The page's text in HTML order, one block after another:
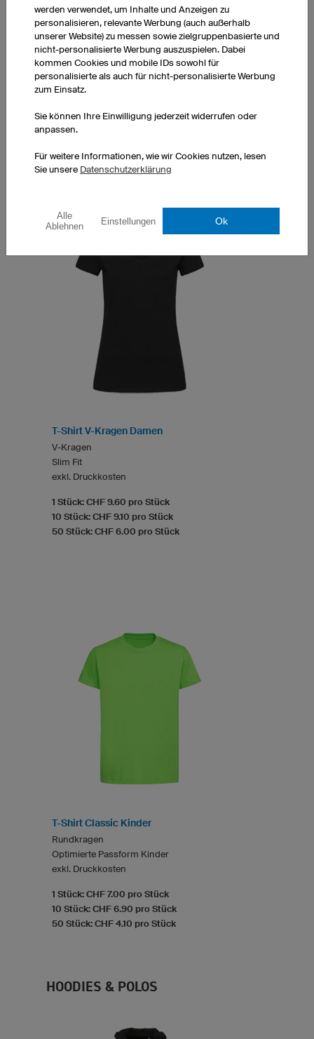
Longsleeve Classic
Rundkragen
exkl. Druckkosten
T-Shirt V-Kragen Damen
V-Kragen
Slim Fit
exkl. Druckkosten
1 Stück: CHF 9.60 pro Stück
10 Stück: CHF 9.10 pro Stück
50 Stück: CHF 6.00 pro Stück
T-Shirt Classic Kinder
Rundkragen
Optimierte Passform Kinder
exkl. Druckkosten
1 Stück: CHF 7.00 pro Stück
10 Stück: CHF 6.90 pro Stück
50 Stück: CHF 4.10 pro Stück
HOODIES & POLOS
werden verwendet, um Inhalte und Anzeigen zu
personalisieren, relevante Werbung (auch außerhalb
unserer Website) zu messen sowie zielgruppenbasierte und
nicht-personalisierte Werbung auszuspielen. Dabei
kommen Cookies und mobile IDs sowohl für
personalisierte als auch für nicht-personalisierte Werbung
zum Einsatz.
Sie können Ihre Einwilligung jederzeit widerrufen oder
anpassen.
Für weitere Informationen, wie wir Cookies nutzen, lesen
Sie unsere Datenschutzerklärung
Alle
Ablehnen
Einstellungen Ok